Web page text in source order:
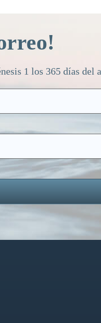
1 los 365 días del